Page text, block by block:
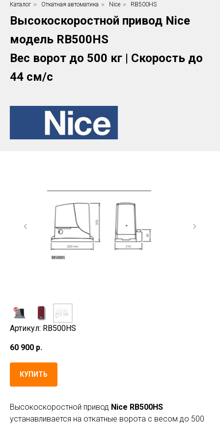
Каталог » Откатная автоматика » Nice » RB500HS
Высокоскоростной привод Nice
модель RB500HS
Вес ворот до 500 кг | Скорость до
44 см/с
Артикул: RB500HS
60 900 р.
КУПИТЬ
Высокоскоростной привод Nice RB500HS
устанавливается на откатные ворота с весом до 500